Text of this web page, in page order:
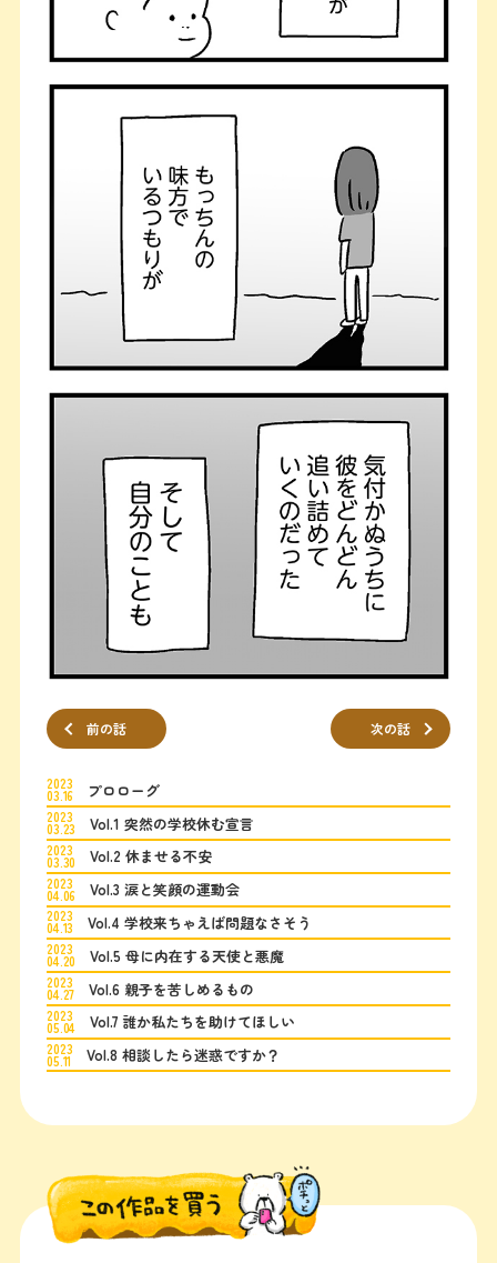
前の話 次の話
2023
03.16 プロローグ
2023
03.23 Vol.1 突然の学校休む宣言
2023
03.30 Vol.2 休ませる不安
2023
04.06 Vol.3 涙と笑顔の運動会
2023
04.13 Vol.4 学校来ちゃえば問題なさそう
2023
04.20 Vol.5 母に内在する天使と悪魔
2023
04.27 Vol.6 親子を苦しめるもの
2023
05.04 Vol.7 誰か私たちを助けてほしい
2023
05.11 Vol.8 相談したら迷惑ですか？